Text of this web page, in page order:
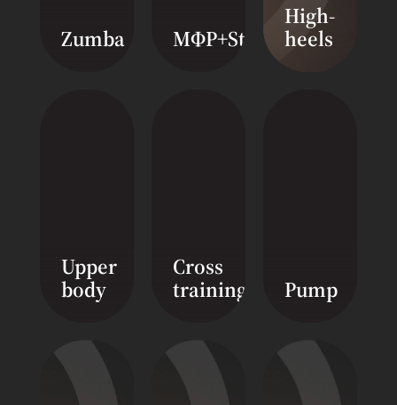
Zumba МФР+Stretching
High-
heels
Upper
body
Cross
training Pump